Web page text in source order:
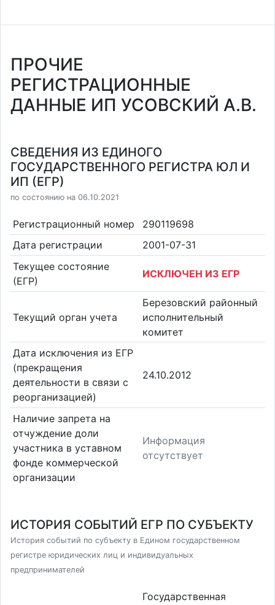
ПРОЧИЕ
РЕГИСТРАЦИОННЫЕ
ДАННЫЕ ИП УСОВСКИЙ А.В.
СВЕДЕНИЯ ИЗ ЕДИНОГО
ГОСУДАРСТВЕННОГО РЕГИСТРА ЮЛ И
ИП (ЕГР)
по состоянию на 06.10.2021
Регистрационный номер
290119698
Дата регистрации
2001-07-31
Текущее состояние
(ЕГР)
ИСКЛЮЧЕН ИЗ ЕГР
Текущий орган учета
Березовский районный
исполнительный
комитет
Дата исключения из ЕГР
(прекращения
деятельности в связи с
реорганизацией)
24.10.2012
Наличие запрета на
отчуждение доли
участника в уставном
фонде коммерческой
организации
Информация
отсутствует
ИСТОРИЯ СОБЫТИЙ ЕГР ПО СУБЪЕКТУ
История событий по субъекту в Едином государственном
регистре юридических лиц и индивидуальных
предпринимателей
Государственная